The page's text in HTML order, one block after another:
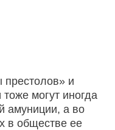
и
могут иногда
амуниции, а во
в обществе ее